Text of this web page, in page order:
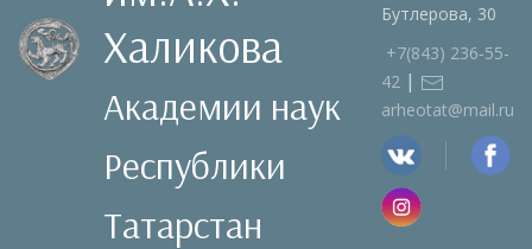
Халикова
Академии наук
Республики
Татарстан
Бутлерова, 30
+7(843) 236‑55-
42 |
arheotat@mail.ru